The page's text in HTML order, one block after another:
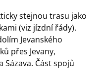
stejnou trasu jako
(viz jízdní řády).
Jevanského
přes Jevany,
Část spojů